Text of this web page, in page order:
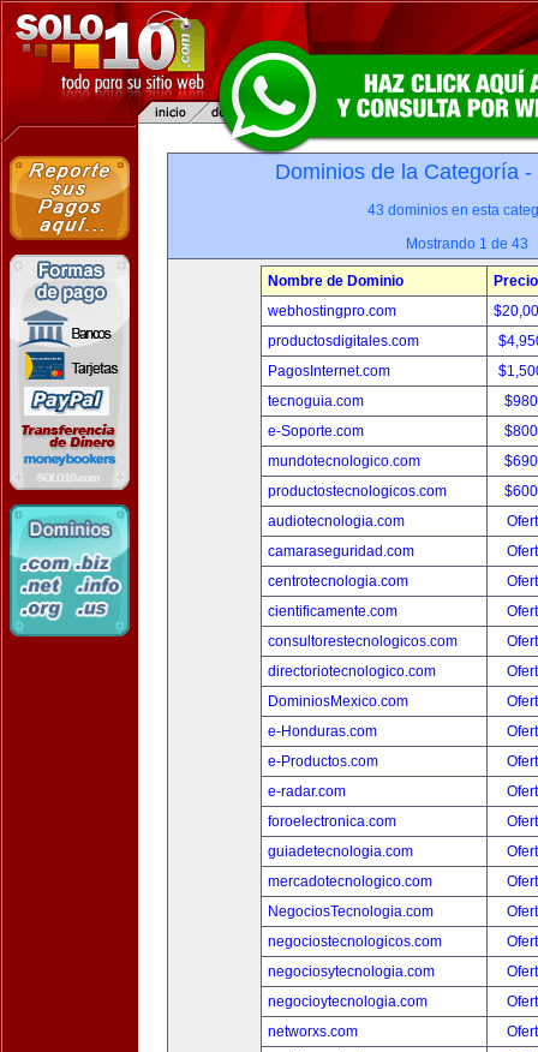
Dominios de la Categoría -
43 dominios en esta
Mostrando 1 de 43
Nombre de Dominio
Precio
webhostingpro.com
productosdigitales.com
PagosInternet.com
tecnoguia.com
e-Soporte.com
mundotecnologico.com
productostecnologicos.com
audiotecnologia.com
camaraseguridad.com
centrotecnologia.com
cientificamente.com
consultorestecnologicos.com
directoriotecnologico.com
DominiosMexico.com
e-Honduras.com
e-Productos.com
e-radar.com
foroelectronica.com
guiadetecnologia.com
mercadotecnologico.com
NegociosTecnologia.com
negociostecnologicos.com
negociosytecnologia.com
negocioytecnologia.com
networxs.com